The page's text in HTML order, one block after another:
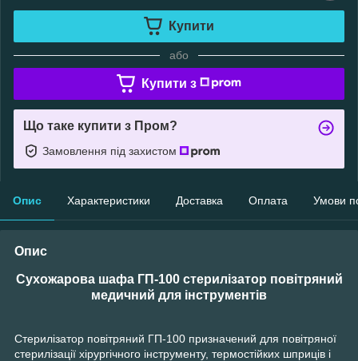
Купити
або
Купити з
Що таке купити з Пром?
Замовлення під захистом
Опис Характеристики Доставка Оплата Умови
Опис
Сухожарова шафа ГП-100 стерилізатор повітряний
медичний для інструментів
Стерилізатор повітряний ГП-100 призначений для повітряної
стерилізації хірургічного інструменту, термостійких шприців і